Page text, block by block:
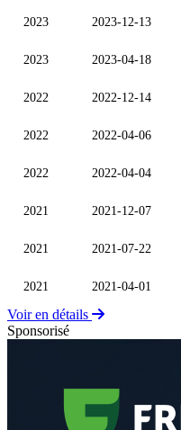
2023 2023-12-13
2023 2023-04-18
2022 2022-12-14
2022 2022-04-06
2022 2022-04-04
2021 2021-12-07
2021 2021-07-22
2021 2021-04-01
Voir en détails
Sponsorisé